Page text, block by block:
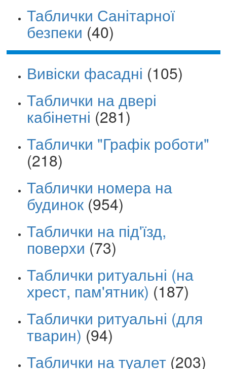
Таблички Санітарної
безпеки (40)
Вивіски фасадні (105)
Таблички на двері
кабінетні (281)
Таблички "Графік роботи"
(218)
Таблички номера на
будинок (954)
Таблички на під'їзд,
поверхи (73)
Таблички ритуальні (на
хрест, пам'ятник) (187)
Таблички ритуальні (для
тварин) (94)
Таблички на туалет (203)